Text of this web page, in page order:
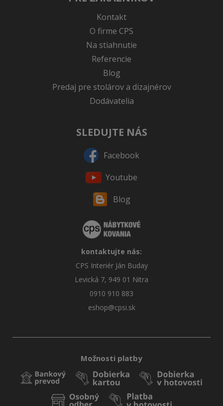
Kontakt
O firme CPS
Na stiahnutie
Referencie
Blog
Predaj pre stolárov a dizajnérov
Dodávatelia
SLEDUJTE NÁS
Facebook
Youtube
Blog
kontaktujte nás:
CPS Interiér Ján Buday
Levická 7, 949 01 Nitra
0910 910 883
eshop@cpsi.sk
Možnosti platby